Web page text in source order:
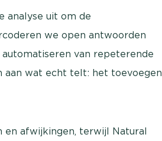
analyse uit om de
we open antwoorden
van repeterende
aan wat echt telt: het toevoegen
en afwijkingen, terwijl Natural